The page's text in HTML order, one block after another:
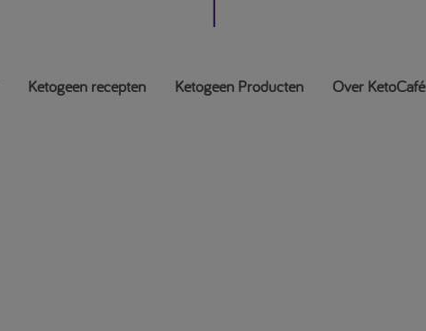
Ketogeen recepten Ketogeen Producten Over KetoCafé